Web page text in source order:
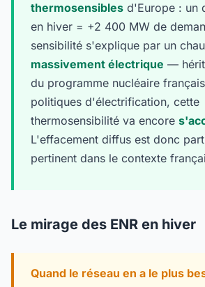
thermosensibles d'Europe : un
en hiver = +2 400 MW de
sensibilité s'explique par un
massivement électrique —
du programme nucléaire
politiques d'électrification, cette
thermosensibilité va encore
L'effacement diffus est donc
pertinent dans le contexte
Le mirage des ENR en hiver
Quand le réseau en a le plus